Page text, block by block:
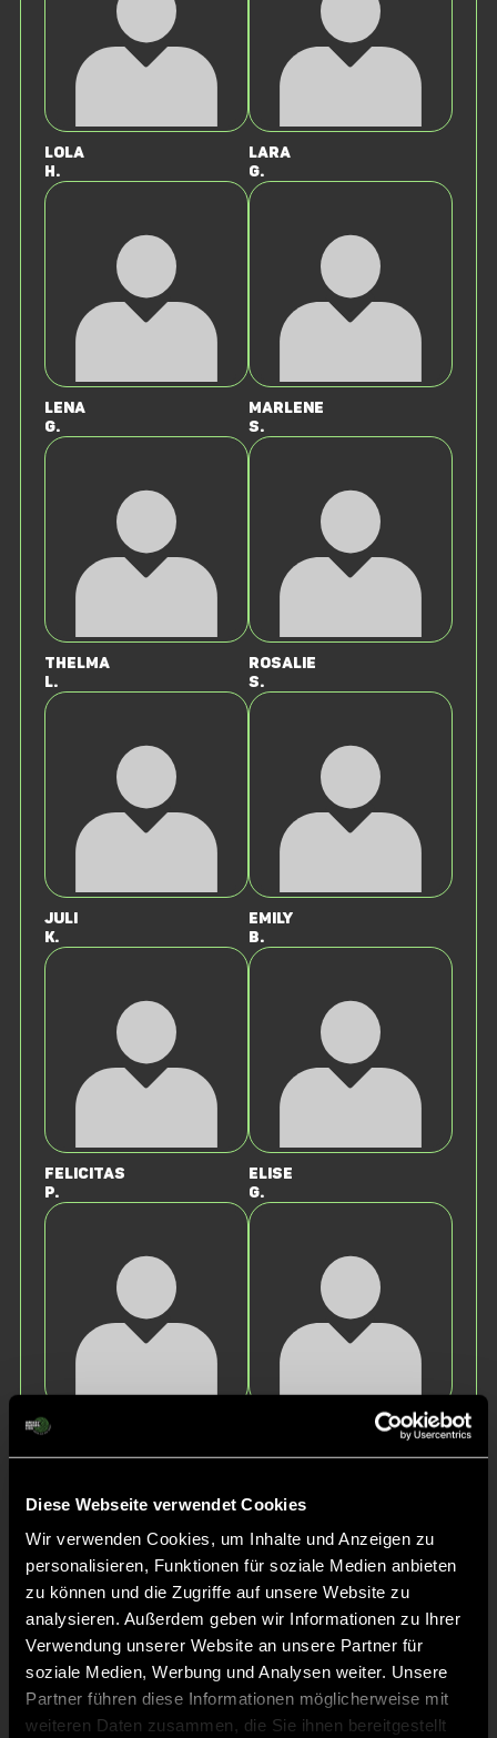
Diese Webseite verwendet Cookies
Wir verwenden Cookies, um Inhalte und Anzeigen zu
personalisieren, Funktionen für soziale Medien anbieten
zu können und die Zugriffe auf unsere Website zu
analysieren. Außerdem geben wir Informationen zu Ihrer
Verwendung unserer Website an unsere Partner für
soziale Medien, Werbung und Analysen weiter. Unsere
Partner führen diese Informationen möglicherweise mit
weiteren Daten zusammen, die Sie ihnen bereitgestellt
Lola
H.
Lara
G.
Lena
G.
Marlene
S.
Thelma
L.
Rosalie
S.
Juli
K.
Emily
B.
Felicitas
P.
Elise
G.
Rosa
Teresa
O.
Rosa
B.